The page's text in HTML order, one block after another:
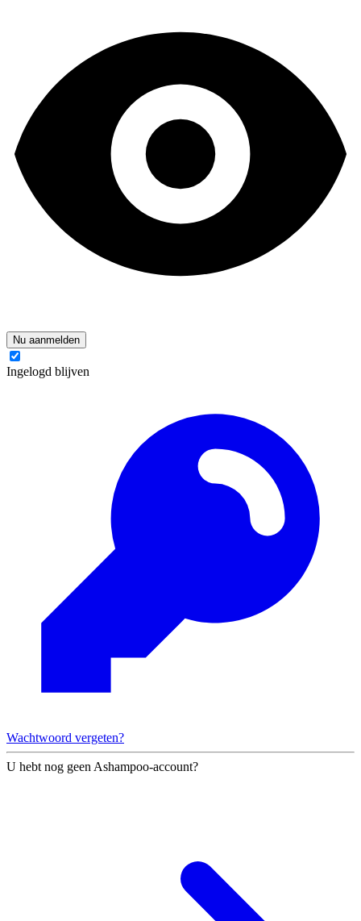
Nu aanmelden
Ingelogd blijven
Wachtwoord vergeten?
U hebt nog geen Ashampoo-account?